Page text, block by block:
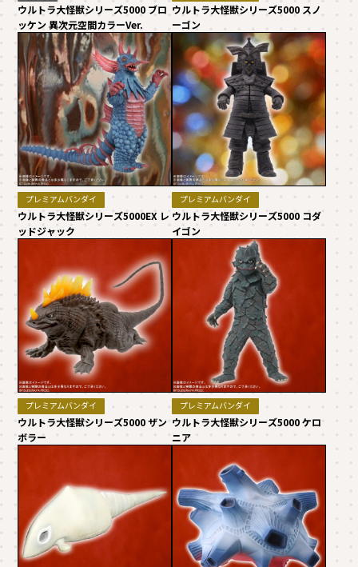
ウルトラ大怪獣シリーズ5000 ブロ
ッケン 異次元空間カラーVer.
ウルトラ大怪獣シリーズ5000 スノ
ーゴン
プレミアムバンダイ
ウルトラ大怪獣シリーズ5000EX レ
ッドジャック
プレミアムバンダイ
ウルトラ大怪獣シリーズ5000 コダ
イゴン
プレミアムバンダイ
ウルトラ大怪獣シリーズ5000 ザン
ボラー
プレミアムバンダイ
ウルトラ大怪獣シリーズ5000 ケロ
ニア